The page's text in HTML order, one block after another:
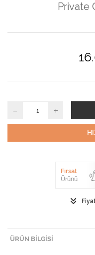
Private
Fırsat
Ürünü
ÜRÜN BILGISI